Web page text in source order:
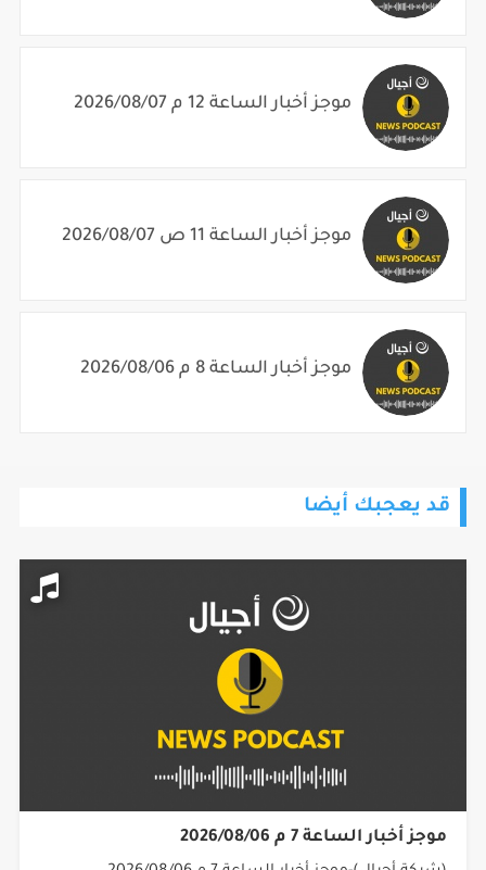
موجز أخبار الساعة 12 م 2026/08/07
موجز أخبار الساعة 11 ص 2026/08/07
موجز أخبار الساعة 8 م 2026/08/06
قد يعجبك أيضا
موجز أخبار الساعة 7 م 2026/08/06